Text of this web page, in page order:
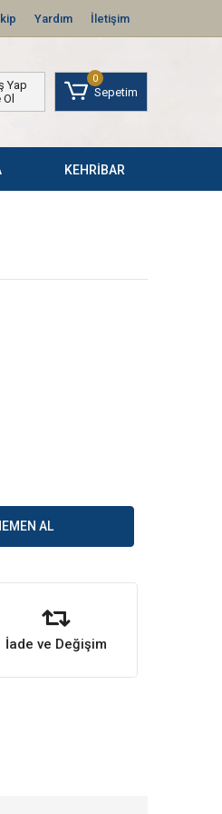
Yardım İletişim
Yap
0
Sepetim
KEHRİBAR
AL
İade ve Değişim